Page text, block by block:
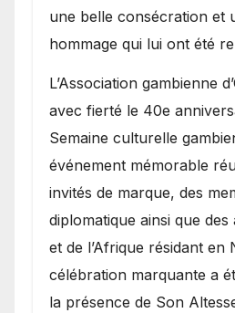
une belle consécration et
hommage qui lui ont été
​L’Association gambienne
avec fierté le 40e
Semaine culturelle
événement mémorable
invités de marque, des
diplomatique ainsi que des
et de l’Afrique résidant en
célébration marquante a
la présence de Son